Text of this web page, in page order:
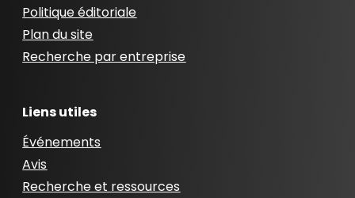
Politique éditoriale
Plan du site
Recherche par entreprise
Liens utiles
Événements
Avis
Recherche et ressources